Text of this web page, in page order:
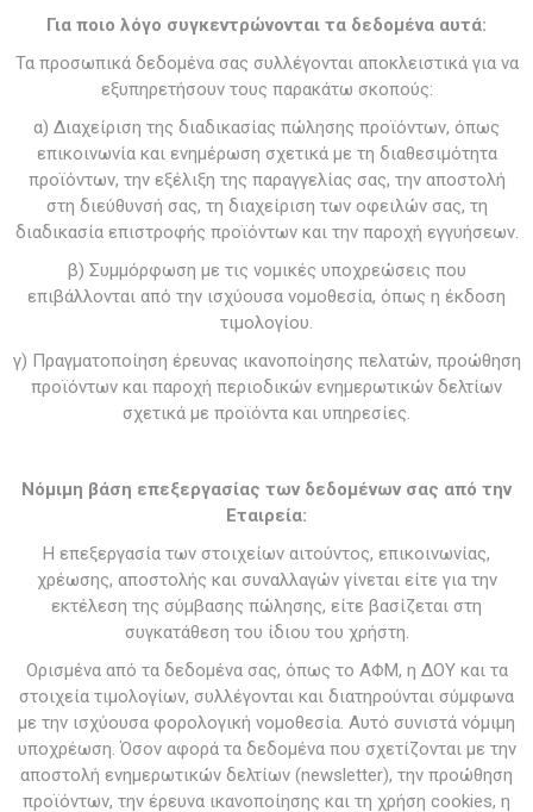
Για ποιο λόγο συγκεντρώνονται τα δεδομένα αυτά:
Τα προσωπικά δεδομένα σας συλλέγονται αποκλειστικά για να
εξυπηρετήσουν τους παρακάτω σκοπούς:
α) Διαχείριση της διαδικασίας πώλησης προϊόντων, όπως
επικοινωνία και ενημέρωση σχετικά με τη διαθεσιμότητα
προϊόντων, την εξέλιξη της παραγγελίας σας, την αποστολή
στη διεύθυνσή σας, τη διαχείριση των οφειλών σας, τη
διαδικασία επιστροφής προϊόντων και την παροχή εγγυήσεων.
β) Συμμόρφωση με τις νομικές υποχρεώσεις που
επιβάλλονται από την ισχύουσα νομοθεσία, όπως η έκδοση
τιμολογίου.
γ) Πραγματοποίηση έρευνας ικανοποίησης πελατών, προώθηση
προϊόντων και παροχή περιοδικών ενημερωτικών δελτίων
σχετικά με προϊόντα και υπηρεσίες.
Νόμιμη βάση επεξεργασίας των δεδομένων σας από την
Εταιρεία:
Η επεξεργασία των στοιχείων αιτούντος, επικοινωνίας,
χρέωσης, αποστολής και συναλλαγών γίνεται είτε για την
εκτέλεση της σύμβασης πώλησης, είτε βασίζεται στη
συγκατάθεση του ίδιου του χρήστη.
Ορισμένα από τα δεδομένα σας, όπως το ΑΦΜ, η ΔΟΥ και τα
στοιχεία τιμολογίων, συλλέγονται και διατηρούνται σύμφωνα
με την ισχύουσα φορολογική νομοθεσία. Αυτό συνιστά νόμιμη
υποχρέωση. Όσον αφορά τα δεδομένα που σχετίζονται με την
αποστολή ενημερωτικών δελτίων (newsletter), την προώθηση
προϊόντων, την έρευνα ικανοποίησης και τη χρήση cookies, η